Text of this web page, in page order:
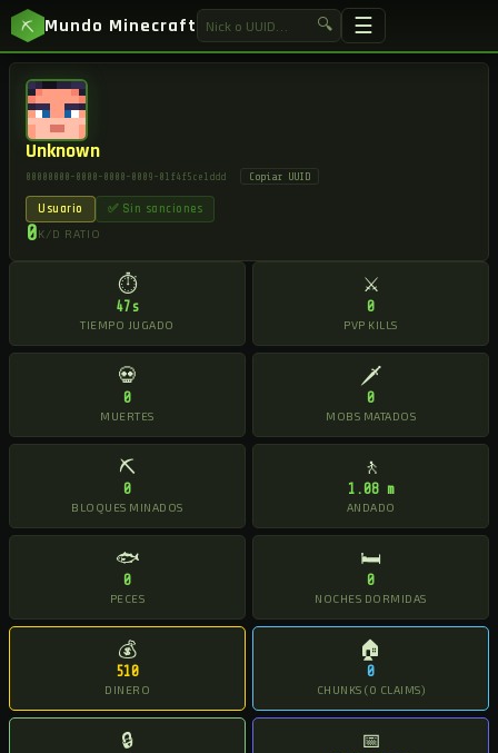
⛏ Mundo Minecraft 🔍 ☰
Unknown
00000000-0000-0000-0009-01f4f5ce1ddd Copiar UUID
Usuario ✅ Sin sanciones
0K/D RATIO
⏱
47s
TIEMPO JUGADO
⚔
0
PVP KILLS
💀
0
MUERTES
🗡
0
MOBS MATADOS
⛏
0
BLOQUES MINADOS
🚶
1.08 m
ANDADO
🐟
0
PECES
🛏
0
NOCHES DORMIDAS
💰
510
DINERO
🏠
0
CHUNKS (0 CLAIMS)
🔒 📅